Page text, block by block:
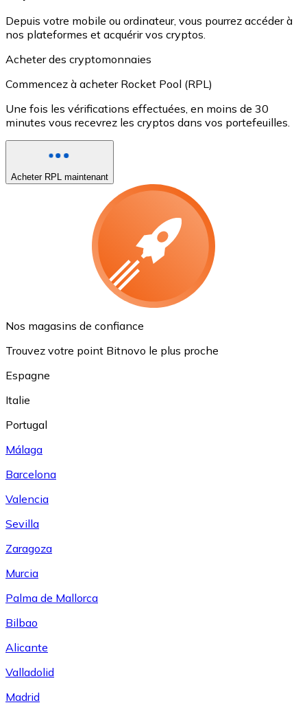
Depuis votre mobile ou ordinateur, vous pourrez accéder à
nos plateformes et acquérir vos cryptos.
Acheter des cryptomonnaies
Commencez à acheter Rocket Pool (RPL)
Une fois les vérifications effectuées, en moins de 30
minutes vous recevrez les cryptos dans vos portefeuilles.
Acheter RPL maintenant
Nos magasins de confiance
Trouvez votre point Bitnovo le plus proche
Espagne
Italie
Portugal
Málaga
Barcelona
Valencia
Sevilla
Zaragoza
Murcia
Palma de Mallorca
Bilbao
Alicante
Valladolid
Madrid